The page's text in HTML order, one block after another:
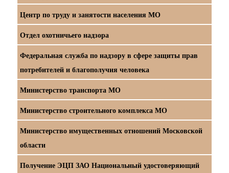
Центр по труду и занятости населения МО
Отдел охотничьего надзора
Федеральная служба по надзору в сфере защиты прав
потребителей и благополучия человека
Министерство транспорта МО
Министерство строительного комплекса МО
Министерство имущественных отношений Московской
области
Получение ЭЦП ЗАО Национальный удостоверяющий